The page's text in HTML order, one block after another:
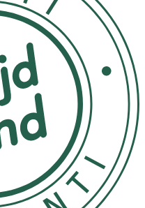
från ljus, samt utom
Alcohol, Olivoyl
Sativa Seed Oil,
Hydrogenated
Glyceryl Oleate,
Hydrogenated
Tocopheryl
Sodium Benzoate,
LevulinicAcid, Citric Acid,